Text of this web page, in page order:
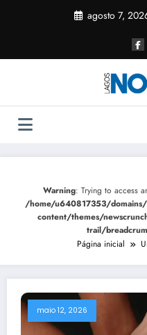
agosto 7,
Warning: Trying to access
/home/u640817353/
content/themes/
trail/
Página inicial
maio 12, 2026